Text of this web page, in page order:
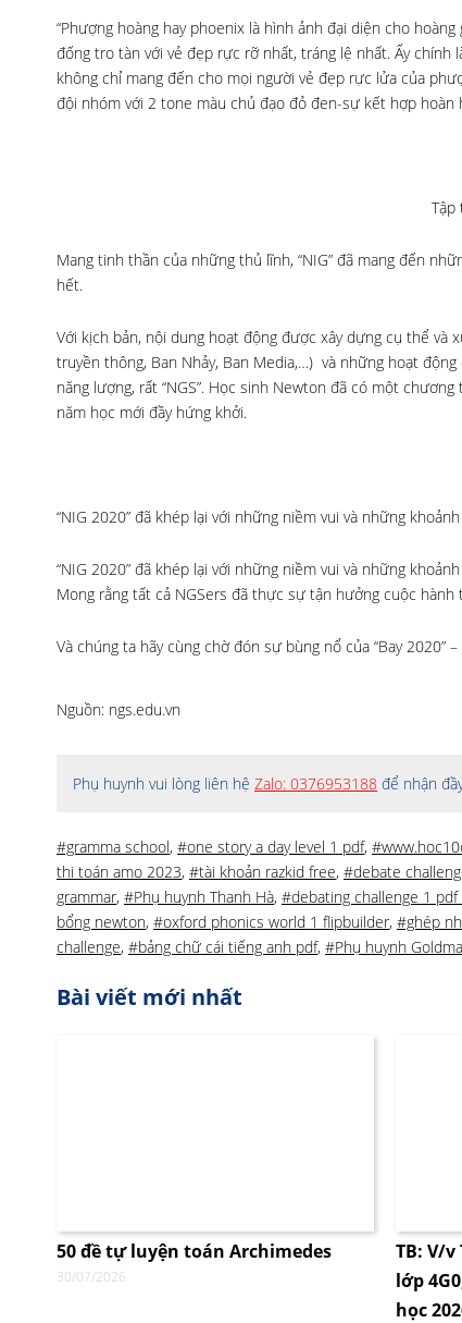
“Phượng hoàng hay phoenix là hình ảnh đại diện cho
đống tro tàn với vẻ đẹp rực rỡ nhất, tráng lệ nhất. Ấy
không chỉ mang đến cho mọi người vẻ đẹp rực lửa của
đội nhóm với 2 tone màu chủ đạo đỏ đen-sự kết hợp
Tập
Mang tinh thần của những thủ lĩnh, “NIG” đã mang đến
hết.
Với kịch bản, nội dung hoạt động được xây dựng cụ thể
truyền thông, Ban Nhảy, Ban Media,…) và những hoạt
năng lượng, rất “NGS”. Học sinh Newton đã có một
năm học mới đầy hứng khởi.
“NIG 2020” đã khép lại với những niềm vui và những
“NIG 2020” đã khép lại với những niềm vui và những
Mong rằng tất cả NGSers đã thực sự tận hưởng cuộc hành
Và chúng ta hãy cùng chờ đón sự bùng nổ của “Bay
Nguồn: ngs.edu.vn
Phụ huynh vui lòng liên hệ Zalo: 0376953188 để nhận
#gramma school, #one story a day level 1 pdf,
thi toán amo 2023, #tài khoản razkid free, #debate
grammar, #Phụ huynh Thanh Hà, #debating challenge 1
bổng newton, #oxford phonics world 1 flipbuilder, #ghép
challenge, #bảng chữ cái tiếng anh pdf, #Phụ huynh
Bài viết mới nhất
50 đề tự luyện toán Archimedes
30/07/2026
TB: V/
lớp
học